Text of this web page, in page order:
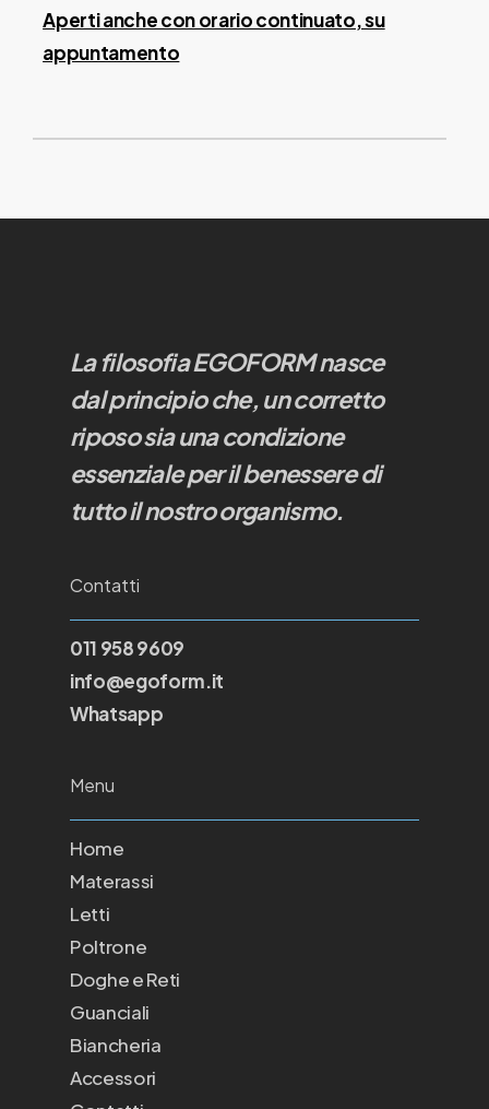
Aperti anche con orario continuato, su
appuntamento
La filosofia EGOFORM nasce
dal principio che, un corretto
riposo sia una condizione
essenziale per il benessere di
tutto il nostro organismo.
Contatti
011 958 9609
info@egoform.it
Whatsapp
Menu
Home
Materassi
Letti
Poltrone
Doghe e Reti
Guanciali
Biancheria
Accessori